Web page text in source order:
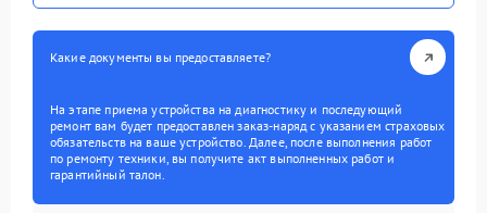
Какие документы вы предоставляете?
На этапе приема устройства на диагностику и последующий
ремонт вам будет предоставлен заказ-наряд с указанием страховых
обязательств на ваше устройство. Далее, после выполнения работ
по ремонту техники, вы получите акт выполненных работ и
гарантийный талон.